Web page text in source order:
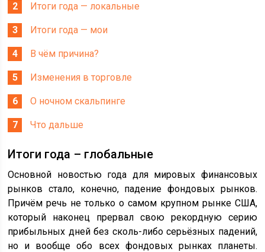
Итоги года — локальные
Итоги года — мои
В чём причина?
Изменения в торговле
О ночном скальпинге
Что дальше
Итоги года – глобальные
Основной новостью года для мировых финансовых
рынков стало, конечно, падение фондовых рынков.
Причём речь не только о самом крупном рынке США,
который наконец прервал свою рекордную серию
прибыльных дней без сколь-либо серьёзных падений,
но и вообще обо всех фондовых рынках планеты.